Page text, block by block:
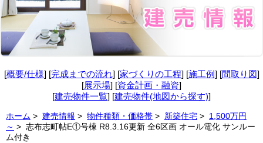
[概要/仕様] [完成までの流れ] [家づくりの工程] [施工例] [間取り図]
[展示場] [資金計画・融資]
[建売物件一覧] [建売物件(地図から探す)]
ホーム > 建売情報 > 物件種類・価格帯 > 新築住宅 > 1,500万円
～ > 志布志町帖E①号棟 R8.3.16更新 全6区画 オール電化 サンルー
ム付き